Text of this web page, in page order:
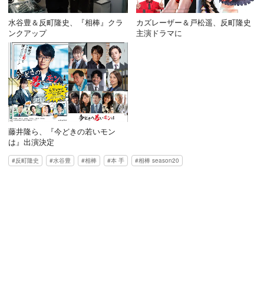
水谷豊＆反町隆史、『相棒』クラ
ンクアップ
カズレーザー＆戸松遥、反町隆史
主演ドラマに
藤井隆ら、『今どきの若いモン
は』出演決定
反町隆史 水谷豊 相棒 本 手 相棒 season20